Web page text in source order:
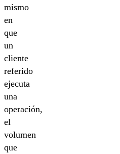
mismo
en
que
un
cliente
referido
ejecuta
una
operación,
el
volumen
que